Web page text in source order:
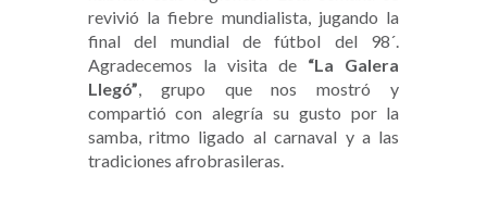
revivió la fiebre mundialista, jugando la
final del mundial de fútbol del 98´.
Agradecemos la visita de “La Galera
Llegó” , grupo que nos mostró y
compartió con alegría su gusto por la
samba, ritmo ligado al carnaval y a las
tradiciones afrobrasileras.